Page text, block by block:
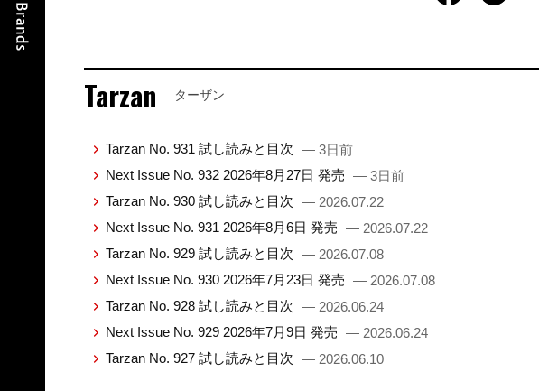
Tarzan ターザン
Tarzan No. 931 試し読みと目次 — 3日前
Next Issue No. 932 2026年8月27日 発売 — 3日前
Tarzan No. 930 試し読みと目次 — 2026.07.22
Next Issue No. 931 2026年8月6日 発売 — 2026.07.22
Tarzan No. 929 試し読みと目次 — 2026.07.08
Next Issue No. 930 2026年7月23日 発売 — 2026.07.08
Tarzan No. 928 試し読みと目次 — 2026.06.24
Next Issue No. 929 2026年7月9日 発売 — 2026.06.24
Tarzan No. 927 試し読みと目次 — 2026.06.10